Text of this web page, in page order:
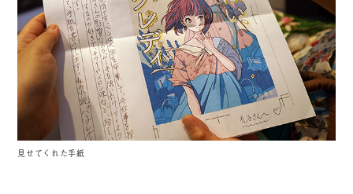
見せてくれた手紙